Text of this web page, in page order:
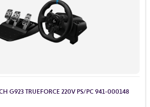
G923 TRUEFORCE 220V PS/PC 941-000148